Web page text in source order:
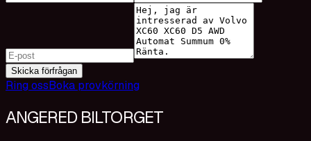
Skicka förfrågan
Ring ossBoka provkörning
ANGERED BILTORGET